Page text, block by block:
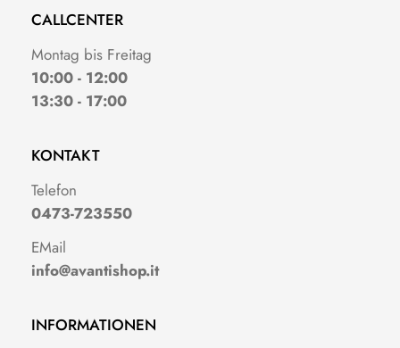
CALLCENTER
Montag bis Freitag
10:00 - 12:00
13:30 - 17:00
KONTAKT
Telefon
0473-723550
EMail
info@avantishop.it
INFORMATIONEN